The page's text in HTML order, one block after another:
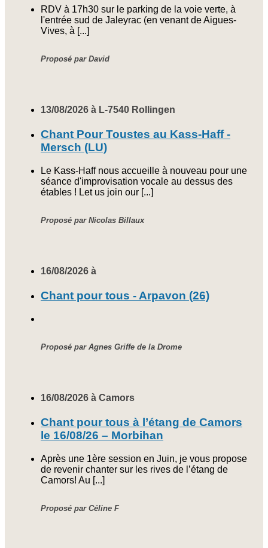
RDV à 17h30 sur le parking de la voie verte, à
l'entrée sud de Jaleyrac (en venant de Aigues-
Vives, à [...]
Proposé par David
13/08/2026 à L-7540 Rollingen
Chant Pour Toustes au Kass-Haff -
Mersch (LU)
Le Kass-Haff nous accueille à nouveau pour une
séance d'improvisation vocale au dessus des
étables ! Let us join our [...]
Proposé par Nicolas Billaux
16/08/2026 à
Chant pour tous - Arpavon (26)
Proposé par Agnes Griffe de la Drome
16/08/2026 à Camors
Chant pour tous à l’étang de Camors
le 16/08/26 – Morbihan
Après une 1ère session en Juin, je vous propose
de revenir chanter sur les rives de l’étang de
Camors! Au [...]
Proposé par Céline F